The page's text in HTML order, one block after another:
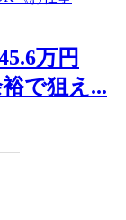
万円
で狙え...